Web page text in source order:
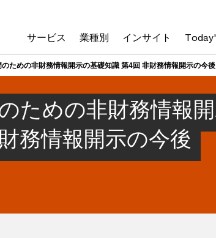
サービス 業種別 インサイト
ための非財務情報開示の基礎知識 第4回 非財務情報開示の今後
ための非財務情報
務情報開示の今後